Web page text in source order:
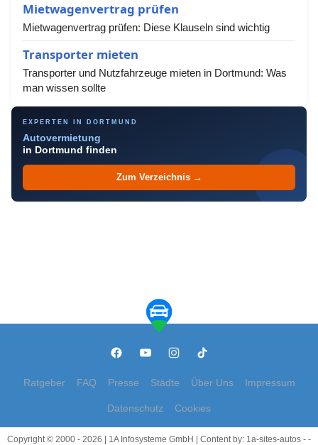
Mietwagenvertrag prüfen
Mietwagenvertrag prüfen: Diese Klauseln sind wichtig
Transporter mieten
Transporter und Nutzfahrzeuge mieten in Dortmund: Was
man wissen sollte
EXPERTEN IN DORTMUND
Autovermietung
in Dortmund finden
Zum Verzeichnis →
Ratgeber FAQ Presse Städte Über Uns Impressum
Datenschutz Cookies
Copyright © 2000 - 2026 | 1A Infosysteme GmbH | Content by: 1a-sites-autos - -